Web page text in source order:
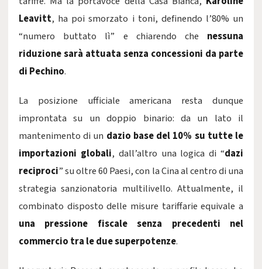
Leavitt, ha poi smorzato i toni, definendo l’80% un
“numero buttato lì” e chiarendo che nessuna
riduzione sarà attuata senza concessioni da parte
di Pechino.
La posizione ufficiale americana resta dunque
improntata su un doppio binario: da un lato il
mantenimento di un dazio base del 10% su tutte le
importazioni globali, dall’altro una logica di “dazi
reciproci” su oltre 60 Paesi, con la Cina al centro di una
strategia sanzionatoria multilivello. Attualmente, il
combinato disposto delle misure tariffarie equivale a
una pressione fiscale senza precedenti nel
commercio tra le due superpotenze.